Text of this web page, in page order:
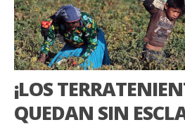
¡LOS
QUEDAN SIN